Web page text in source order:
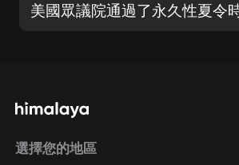
美國眾議院通過了永久性夏令
選擇您的地區